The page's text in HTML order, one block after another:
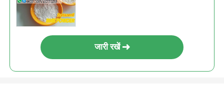
जारी रखें